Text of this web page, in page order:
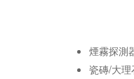
煙霧探測
瓷磚/大理